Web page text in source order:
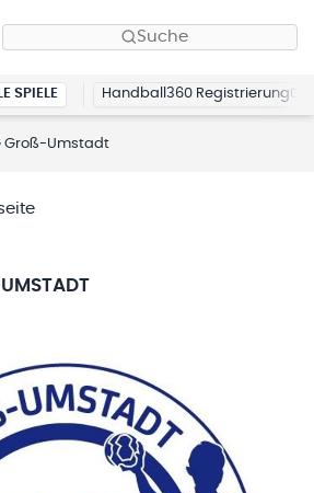
Suche
SPIELE Handball360 Registrierung
Groß-Umstadt